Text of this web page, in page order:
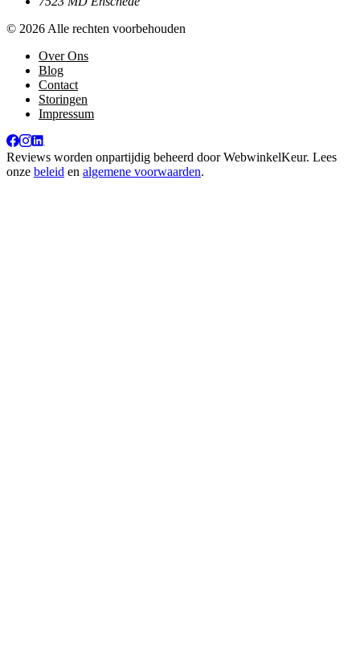
© 2026 Alle rechten voorbehouden
Over Ons
Blog
Contact
Storingen
Impressum
Reviews worden onpartijdig beheerd doorWebwinkelKeur. Lees
onze beleid en algemene voorwaarden.